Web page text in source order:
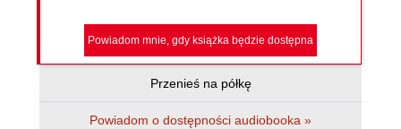
Powiadom mnie, gdy książka będzie dostępna
Przenieś na półkę
Powiadom o dostępności audiobooka »